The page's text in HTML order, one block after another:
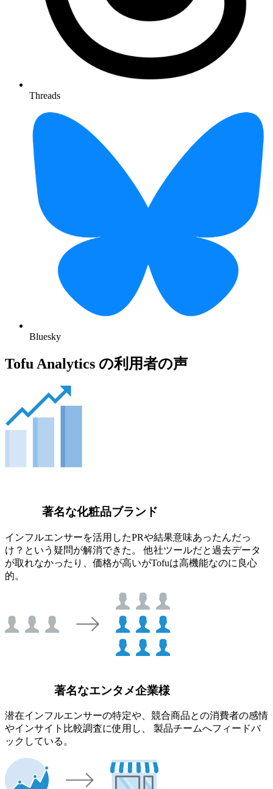
Threads
Bluesky
Tofu Analytics の利用者の声
著名な化粧品ブランド
インフルエンサーを活用したPRや結果意味あったんだっ
け？という疑問が解消できた。 他社ツールだと過去データ
が取れなかったり、価格が高いがTofuは高機能なのに良心
的。
著名なエンタメ企業様
潜在インフルエンサーの特定や、競合商品との消費者の感情
やインサイト比較調査に使用し、 製品チームへフィードバ
ックしている。